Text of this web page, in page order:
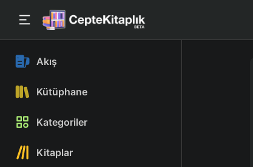
Akış
Kütüphane
Kategoriler
Kitaplar